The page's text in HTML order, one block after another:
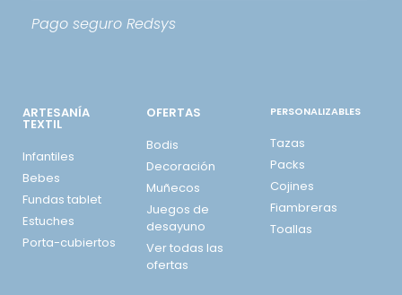
Pago seguro Redsys
ARTESANÍA
TEXTIL
Infantiles
Bebes
Fundas tablet
Estuches
Porta-cubiertos
OFERTAS
Bodis
Decoración
Muñecos
Juegos de
desayuno
Ver todas las
ofertas
PERSONALIZABLES
Tazas
Packs
Cojines
Fiambreras
Toallas